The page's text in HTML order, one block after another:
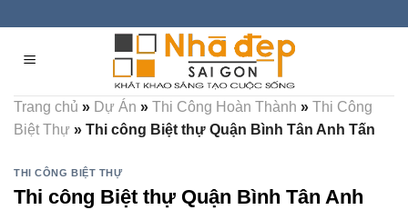
content
Trang chủ » Dự Án » Thi Công Hoàn Thành » Thi Công
Biệt Thự » Thi công Biệt thự Quận Bình Tân Anh Tấn
THI CÔNG BIỆT THỰ
Thi công Biệt thự Quận Bình Tân Anh